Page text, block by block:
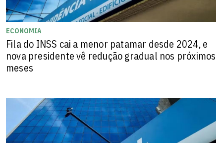
ECONOMIA
Fila do INSS cai a menor patamar desde 2024, e
nova presidente vê redução gradual nos próximos
meses